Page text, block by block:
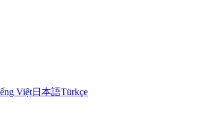
Việt日本語Türkçe